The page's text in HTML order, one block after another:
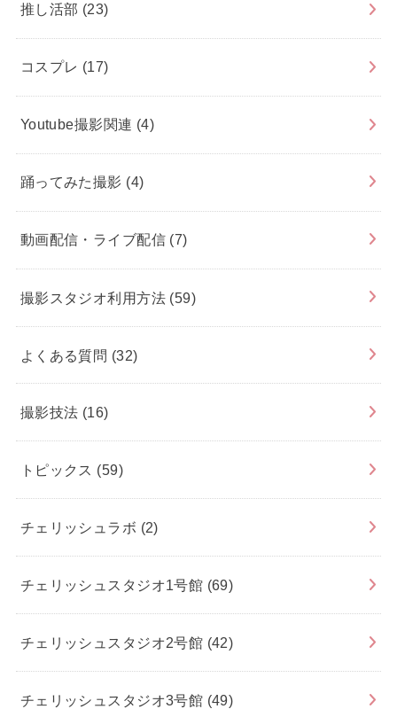
推し活部 (23)
コスプレ (17)
Youtube撮影関連 (4)
踊ってみた撮影 (4)
動画配信・ライブ配信 (7)
撮影スタジオ利用方法 (59)
よくある質問 (32)
撮影技法 (16)
トピックス (59)
チェリッシュラボ (2)
チェリッシュスタジオ1号館 (69)
チェリッシュスタジオ2号館 (42)
チェリッシュスタジオ3号館 (49)